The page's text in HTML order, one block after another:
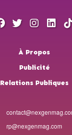
À Propos
Publicité
Relations Publiques
rp@nexgenmag.com